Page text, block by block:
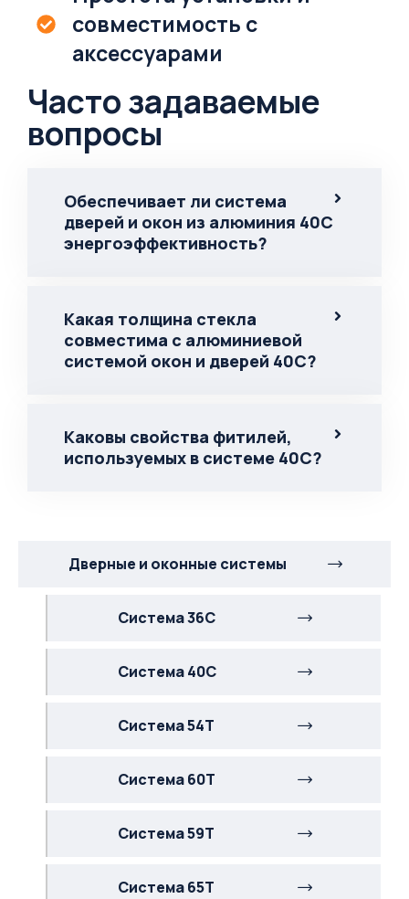
совместимость с
аксессуарами
Часто задаваемые
вопросы
Обеспечивает ли система
дверей и окон из алюминия 40C
энергоэффективность?
Какая толщина стекла
совместима с алюминиевой
системой окон и дверей 40C?
Каковы свойства фитилей,
используемых в системе 40С?
Дверные и оконные системы
Система 36С
Система 40С
Система 54Т
Система 60Т
Система 59Т
Система 65Т